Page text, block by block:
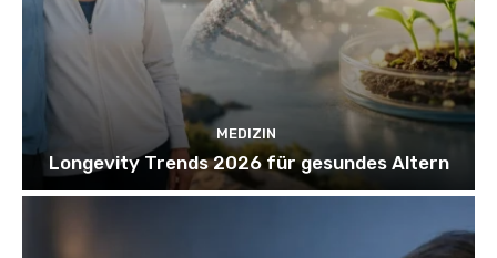
MEDIZIN
Longevity Trends 2026 für gesundes Altern